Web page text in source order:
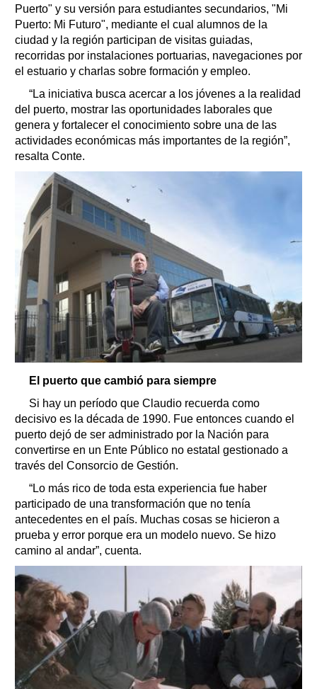
Puerto" y su versión para estudiantes secundarios, "Mi
Puerto: Mi Futuro", mediante el cual alumnos de la
ciudad y la región participan de visitas guiadas,
recorridas por instalaciones portuarias, navegaciones por
el estuario y charlas sobre formación y empleo.
“La iniciativa busca acercar a los jóvenes a la realidad
del puerto, mostrar las oportunidades laborales que
genera y fortalecer el conocimiento sobre una de las
actividades económicas más importantes de la región”,
resalta Conte.
El puerto que cambió para siempre
Si hay un período que Claudio recuerda como
decisivo es la década de 1990. Fue entonces cuando el
puerto dejó de ser administrado por la Nación para
convertirse en un Ente Público no estatal gestionado a
través del Consorcio de Gestión.
“Lo más rico de toda esta experiencia fue haber
participado de una transformación que no tenía
antecedentes en el país. Muchas cosas se hicieron a
prueba y error porque era un modelo nuevo. Se hizo
camino al andar”, cuenta.